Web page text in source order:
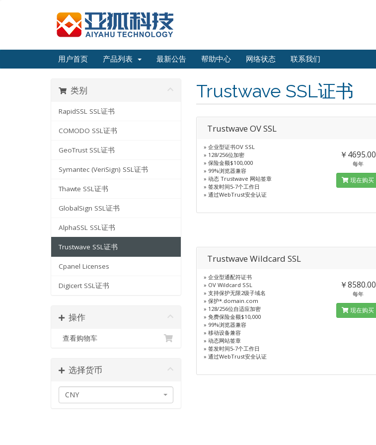
用户首页 产品列表 最新公告 帮助中心 网络状态 联系我们
Trustwave SSL证书
类别
RapidSSL SSL证书
COMODO SSL证书
GeoTrust SSL证书
Symantec (VeriSign) SSL证书
Thawte SSL证书
GlobalSign SSL证书
AlphaSSL SSL证书
Trustwave SSL证书
Cpanel Licenses
Digicert SSL证书
操作
查看购物车
选择货币
CNY
Trustwave OV SSL
» 企业型证书OV SSL
» 128/256位加密
» 保险金额$100,000
» 99%浏览器兼容
» 动态 Trustwave 网站签章
» 签发时间5-7个工作日
» 通过WebTrust安全认证
￥4695.00
每年
现在购买
Trustwave Wildcard SSL
» 企业型通配符证书
» OV Wildcard SSL
» 支持保护无限2级子域名
» 保护*.domain.com
» 128/256位自适应加密
» 免费保险金额$10,000
» 99%浏览器兼容
» 移动设备兼容
» 动态网站签章
» 签发时间5-7个工作日
» 通过WebTrust安全认证
￥8580.00
每年
现在购买